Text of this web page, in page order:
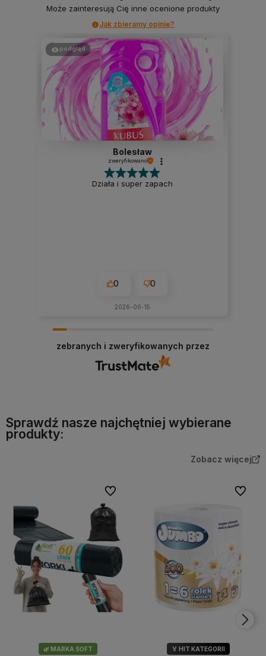
Może zainteresują Cię inne ocenione produkty
Jak zbieramy opinie?
podgląd
Bolesław
zweryfikowano
Działa i super zapach
0 0
2026-06-15
zebranych i zweryfikowanych przez
Sprawdź nasze najchętniej wybierane
produkty:
Zobacz więcej
🌿 MARKA SOFT
Do ulubionych
🏅 HIT KATEGORII
Do